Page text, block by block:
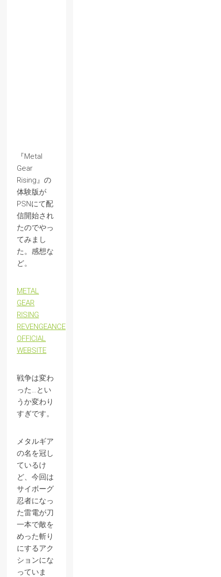
『Metal
Gear
Rising』の
体験版が
PSNにて配
信開始され
たのでやっ
てみまし
た。感想な
ど。
METAL
GEAR
RISING
REVENGEANCE
OFFICIAL
WEBSITE
戦争は変わ
った…とい
うか変わり
すぎです。
メタルギア
の名を冠し
ているけ
ど、今回は
サイボーグ
忍者になっ
た雷電が刀
一本で敵を
めった斬り
にするアク
ションにな
っていま